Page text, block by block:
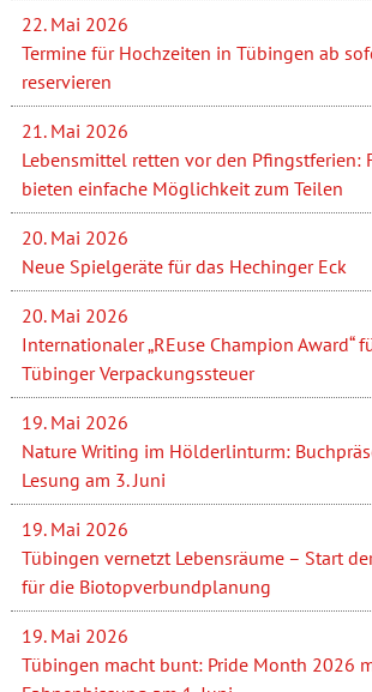
22. Mai 2026
Termine für Hochzeiten in Tübingen ab
reservieren
21. Mai 2026
Lebensmittel retten vor den Pfingstferien:
bieten einfache Möglichkeit zum Teilen
20. Mai 2026
Neue Spielgeräte für das Hechinger Eck
20. Mai 2026
Internationaler „REuse Champion Award“
Tübinger Verpackungssteuer
19. Mai 2026
Nature Writing im Hölderlinturm:
Lesung am 3. Juni
19. Mai 2026
Tübingen vernetzt Lebensräume – Start
für die Biotopverbundplanung
19. Mai 2026
Tübingen macht bunt: Pride Month 2026